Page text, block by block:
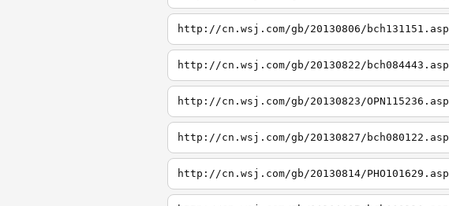
http://cn.wsj.com/gb/20130806/bch131151.asp
http://cn.wsj.com/gb/20130822/bch084443.asp
http://cn.wsj.com/gb/20130823/OPN115236.asp
http://cn.wsj.com/gb/20130827/bch080122.asp
http://cn.wsj.com/gb/20130814/PHO101629.asp